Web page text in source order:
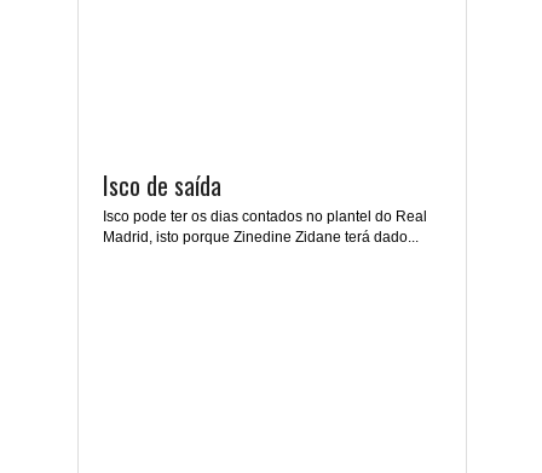
Isco de saída
Isco pode ter os dias contados no plantel do Real
Madrid, isto porque Zinedine Zidane terá dado...